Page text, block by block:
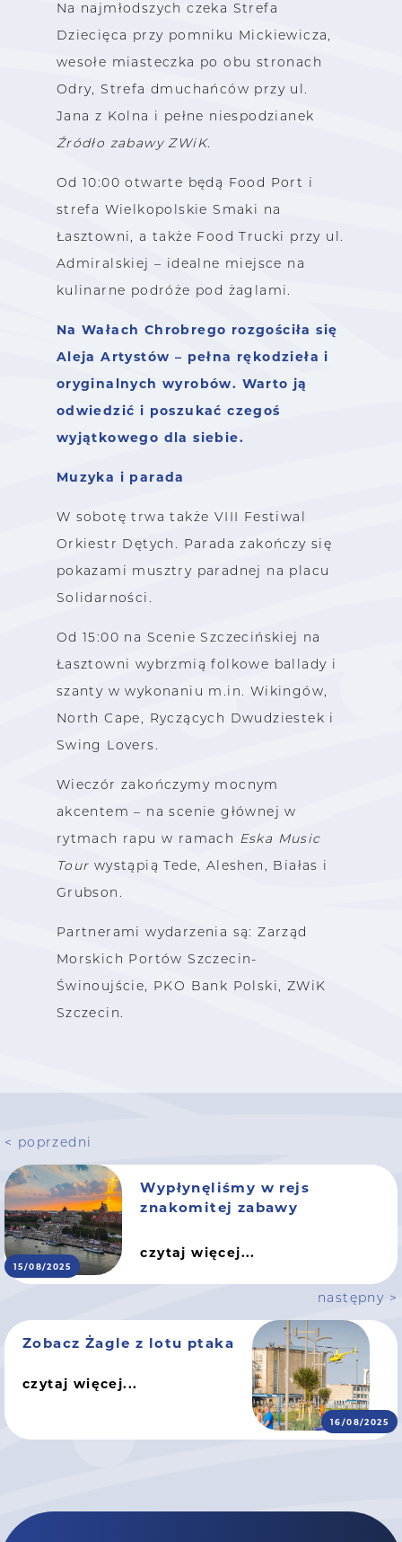
Na najmłodszych czeka Strefa
Dziecięca przy pomniku Mickiewicza,
wesołe miasteczka po obu stronach
Odry, Strefa dmuchańców przy ul.
Jana z Kolna i pełne niespodzianek
Źródło zabawy ZWiK.
Od 10:00 otwarte będą Food Port i
strefa Wielkopolskie Smaki na
Łasztowni, a także Food Trucki przy ul.
Admiralskiej – idealne miejsce na
kulinarne podróże pod żaglami.
Na Wałach Chrobrego rozgościła się
Aleja Artystów – pełna rękodzieła i
oryginalnych wyrobów. Warto ją
odwiedzić i poszukać czegoś
wyjątkowego dla siebie.
Muzyka i parada
W sobotę trwa także VIII Festiwal
Orkiestr Dętych. Parada zakończy się
pokazami musztry paradnej na placu
Solidarności.
Od 15:00 na Scenie Szczecińskiej na
Łasztowni wybrzmią folkowe ballady i
szanty w wykonaniu m.in. Wikingów,
North Cape, Ryczących Dwudziestek i
Swing Lovers.
Wieczór zakończymy mocnym
akcentem – na scenie głównej w
rytmach rapu w ramach Eska Music
Tour wystąpią Tede, Aleshen, Białas i
Grubson.
Partnerami wydarzenia są: Zarząd
Morskich Portów Szczecin-
Świnoujście, PKO Bank Polski, ZWiK
Szczecin.
< poprzedni
15/08/2025
Wypłynęliśmy w rejs
znakomitej zabawy
czytaj więcej...
następny >
16/08/2025
Zobacz Żagle z lotu ptaka
czytaj więcej...